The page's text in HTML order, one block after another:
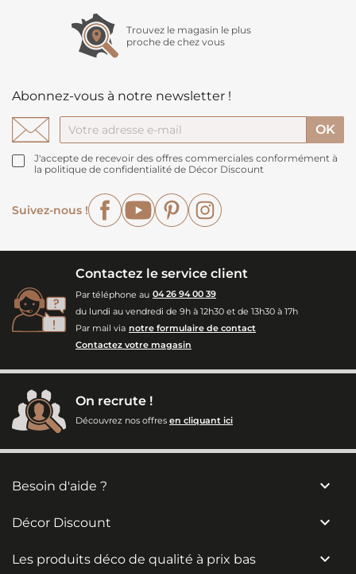
Trouvez le magasin le plus
proche de chez vous
Abonnez-vous à notre newsletter !
J'accepte de recevoir des offres commerciales conformément à
la politique de confidentialité de Décor Discount
Suivez-nous !
FacebookYouTubePinterest
Contactez le service client
Par téléphone au 04 26 94 00 39
du lundi au vendredi de 9h à 12h30 et de 13h30 à 17h
Par mail via notre formulaire de contact
Contactez votre magasin
On recrute !
Découvrez nos offres en cliquant ici
Besoin d'aide ? 
Décor Discount 
Les produits déco de qualité à prix bas 